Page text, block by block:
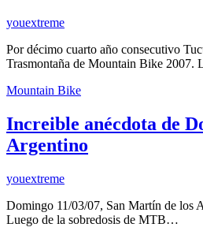
youextreme
Por décimo cuarto año consecutivo
Trasmontaña de Mountain Bike 2007.
Mountain Bike
Increible anécdota de
Argentino
youextreme
Domingo 11/03/07, San Martín de los
Luego de la sobredosis de MTB…